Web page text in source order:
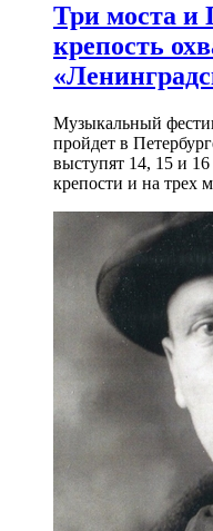
Три моста и
крепость
Музыкальный
пройдет в
выступят 14, 15 и
крепости и на трех